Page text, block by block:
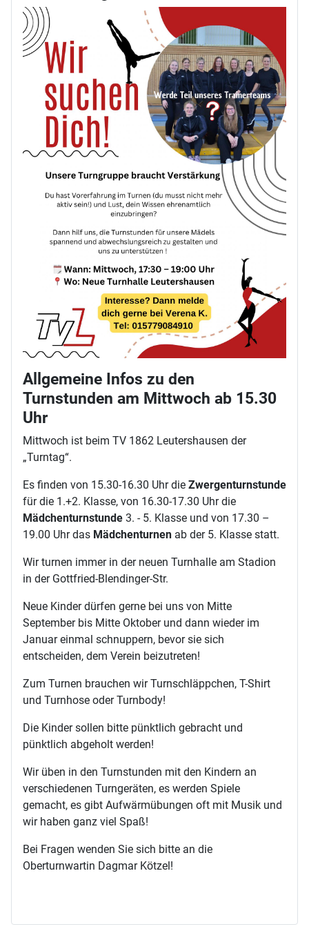
Allgemeine Infos zu den
Turnstunden am Mittwoch ab 15.30
Uhr
Mittwoch ist beim TV 1862 Leutershausen der
„Turntag“.
Es finden von 15.30-16.30 Uhr die Zwergenturnstunde
für die 1.+2. Klasse, von 16.30-17.30 Uhr die
Mädchenturnstunde 3. - 5. Klasse und von 17.30 –
19.00 Uhr das Mädchenturnen ab der 5. Klasse statt.
Wir turnen immer in der neuen Turnhalle am Stadion
in der Gottfried-Blendinger-Str.
Neue Kinder dürfen gerne bei uns von Mitte
September bis Mitte Oktober und dann wieder im
Januar einmal schnuppern, bevor sie sich
entscheiden, dem Verein beizutreten!
Zum Turnen brauchen wir Turnschläppchen, T-Shirt
und Turnhose oder Turnbody!
Die Kinder sollen bitte pünktlich gebracht und
pünktlich abgeholt werden!
Wir üben in den Turnstunden mit den Kindern an
verschiedenen Turngeräten, es werden Spiele
gemacht, es gibt Aufwärmübungen oft mit Musik und
wir haben ganz viel Spaß!
Bei Fragen wenden Sie sich bitte an die
Oberturnwartin Dagmar Kötzel!